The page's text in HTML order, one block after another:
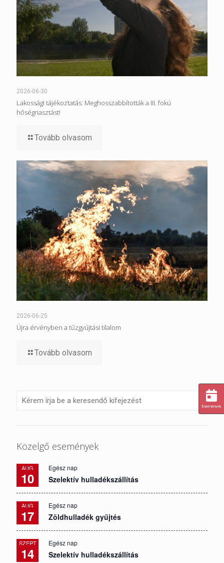
2026-06-30
Lakossági tájékoztatás: Meghosszabbították a III. fokú
hőségriasztást!
Tovább olvasom
2026-06-25
Újra érvényben a tűzgyújtási tilalom
Tovább olvasom
Közelgő események
AUG
10
Egész nap
Szelektív hulladékszállítás
AUG
17
Egész nap
Zöldhulladék gyűjtés
SZEPT
14
Egész nap
Szelektív hulladékszállítás
Események